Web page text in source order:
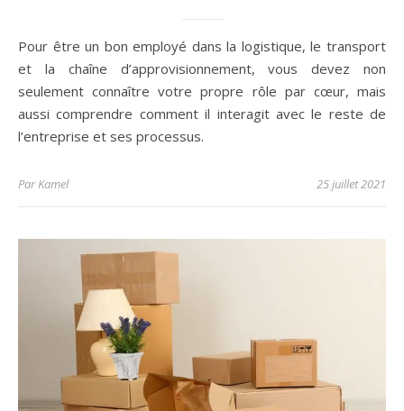
Pour être un bon employé dans la logistique, le transport
et la chaîne d’approvisionnement, vous devez non
seulement connaître votre propre rôle par cœur, mais
aussi comprendre comment il interagit avec le reste de
l’entreprise et ses processus.
ParKamel 25 juillet 2021